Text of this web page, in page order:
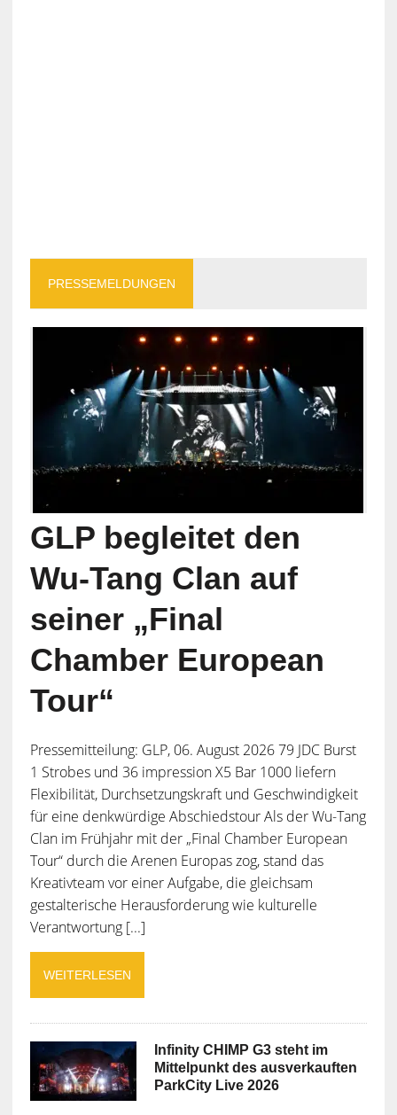
PRESSEMELDUNGEN
GLP begleitet den
Wu-Tang Clan auf
seiner „Final
Chamber European
Tour“
Pressemitteilung: GLP, 06. August 2026 79 JDC Burst
1 Strobes und 36 impression X5 Bar 1000 liefern
Flexibilität, Durchsetzungskraft und Geschwindigkeit
für eine denkwürdige Abschiedstour Als der Wu-Tang
Clan im Frühjahr mit der „Final Chamber European
Tour“ durch die Arenen Europas zog, stand das
Kreativteam vor einer Aufgabe, die gleichsam
gestalterische Herausforderung wie kulturelle
Verantwortung [...]
WEITERLESEN
Infinity CHIMP G3 steht im
Mittelpunkt des ausverkauften
ParkCity Live 2026